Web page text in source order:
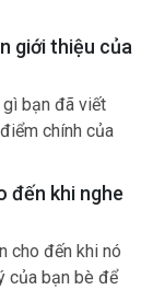
giới thiệu của
gì bạn đã viết
chính của
đến khi nghe
cho đến khi nó
của bạn bè để